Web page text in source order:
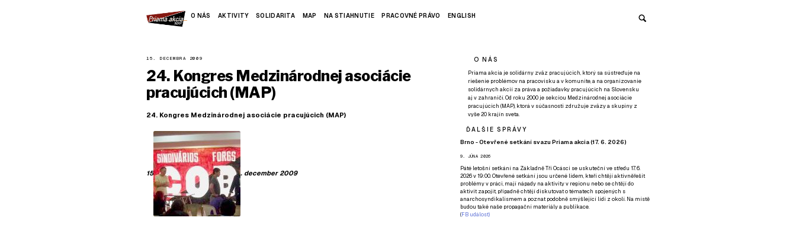
O NÁS AKTIVITY SOLIDARITA MAP NA STIAHNUTIE PRACOVNÉ PRÁVO ENGLISH
15. DECEMBRA 2009
24. Kongres Medzinárodnej asociácie
pracujúcich (MAP)
24. Kongres Medzinárodnej asociácie pracujúcich (MAP)
15 . december 2009
O NÁS
Priama akcia je solidárny zväz pracujúcich, ktorý sa sústreďuje na
riešenie problémov na pracovisku a v komunite, a na organizovanie
solidárnych akcií za práva a požiadavky pracujúcich na Slovensku
aj v zahraničí. Od roku 2000 je sekciou Medzinárodnej asociácie
pracujúcich (MAP), ktorá v súčasnosti združuje zväzy a skupiny z
vyše 20 krajín sveta.
ĎALŠIE SPRÁVY
Brno - Otevřené setkání svazu Priama akcia (17. 6. 2026)
9. JÚNA 2026
Páté letošní setkání na Základně Tři Ocásci se uskuteční ve středu 17. 6.
2026 v 19:00. Otevřené setkání jsou určené lidem, kteří chtějí aktivněřešit
problémy v práci, mají nápady na aktivity v regionu nebo se chtějí do
aktivit zapojit, případně chtějí diskutovat o tématech spojených s
anarchosyndikalismem a poznat podobně smýšlející lidi z okolí. Na místě
budou také naše propagační materiály a publikace.
(FB událost)